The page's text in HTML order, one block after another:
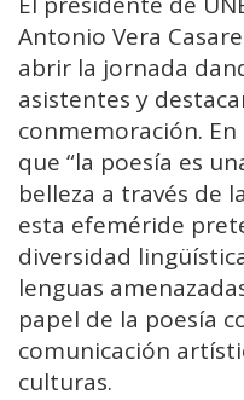
Antonio Vera
abrir la jornada
asistentes y
conmemoración.
que “la poesía es
belleza a través de
esta efeméride
diversidad
lenguas
papel de la poesía
comunicación
culturas.